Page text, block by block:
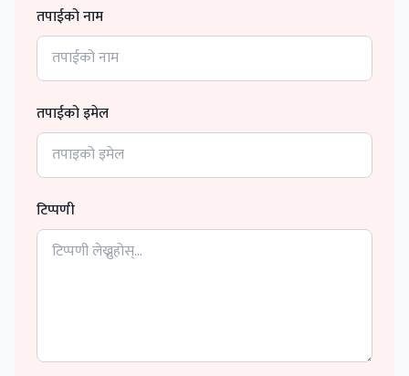
तपाईको नाम
तपाईको इमेल
टिप्पणी